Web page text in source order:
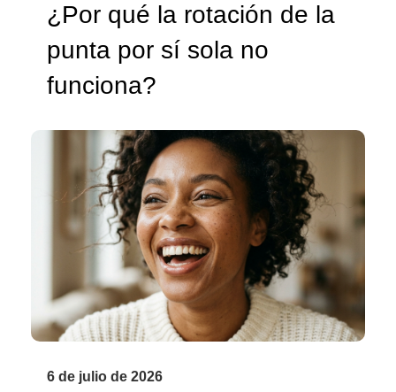
¿Por qué la rotación de la
punta por sí sola no
funciona?
6 de julio de 2026